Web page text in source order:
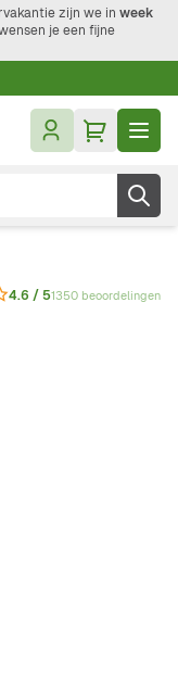
zijn we in week
je een fijne
4.6 / 51350 beoordelingen